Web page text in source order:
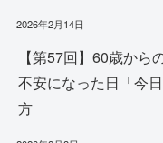
2026年2月14日
【第57回】60歳か
不安になった日「今
方